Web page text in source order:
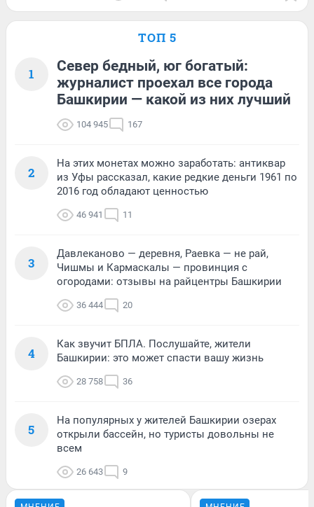
ТОП 5
1
Север бедный, юг богатый:
журналист проехал все города
Башкирии — какой из них лучший
104 945 167
2
На этих монетах можно заработать: антиквар
из Уфы рассказал, какие редкие деньги 1961 по
2016 год обладают ценностью
46 941 11
3
Давлеканово — деревня, Раевка — не рай,
Чишмы и Кармаскалы — провинция с
огородами: отзывы на райцентры Башкирии
36 444 20
4
Как звучит БПЛА. Послушайте, жители
Башкирии: это может спасти вашу жизнь
28 758 36
5
На популярных у жителей Башкирии озерах
открыли бассейн, но туристы довольны не
всем
26 643 9